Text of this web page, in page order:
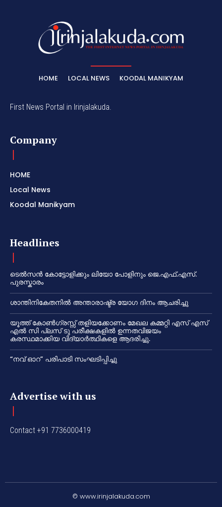
HOME LOCAL NEWS KOODAL MANIKYAM
First News Portal in Irinjalakuda.
Company
HOME
Local News
Koodal Manikyam
Headlines
ടെൽസൻ കോട്ടോളിക്കും ലിയോ പോളിനും ജെ.എഫ്.എസ്.
പുരസ്കാരം
ശാന്തിനികേതനിൽ അന്താരാഷ്ട്ര യോഗ ദിനം ആചരിച്ചു
യൂത്ത് കോൺഗ്രസ്സ് തളിയക്കോണം മേഖല കമ്മറ്റി എസ് എസ്
എൽ സി പ്ലസ് ടു പരീക്ഷകളിൽ ഉന്നതവിജയം
കരസ്ഥമാക്കിയ വിദ്യാർത്ഥികളെ ആദരിച്ചു.
“നവ് ഓറ” പരിപാടി സംഘടിപ്പിച്ചു
Advertise with us
Contact +91 7736000419
© www.irinjalakuda.com